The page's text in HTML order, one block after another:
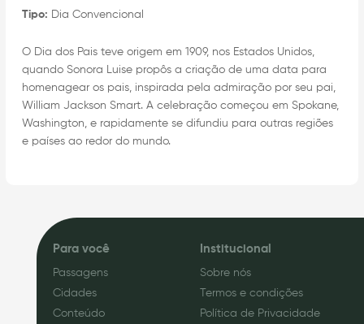
Tipo: Dia Convencional
O Dia dos Pais teve origem em 1909, nos Estados Unidos,
quando Sonora Luise propôs a criação de uma data para
homenagear os pais, inspirada pela admiração por seu pai,
William Jackson Smart. A celebração começou em Spokane,
Washington, e rapidamente se difundiu para outras regiões
e países ao redor do mundo.
Para você
Passagens
Cidades
Conteúdo
Institucional
Sobre nós
Termos e condições
Política de Privacidade